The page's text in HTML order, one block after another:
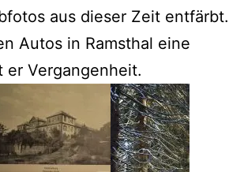
aus dieser Zeit
Autos in Ramsthal eine
er Vergangenheit.